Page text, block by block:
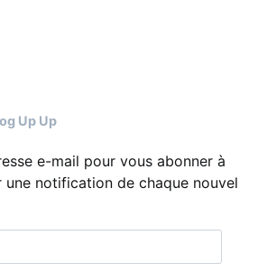
Up Up
e-mail pour vous abonner à
notification de chaque nouvel